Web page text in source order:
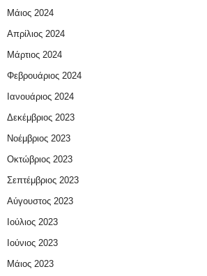
Μάιος 2024
Απρίλιος 2024
Μάρτιος 2024
Φεβρουάριος 2024
Ιανουάριος 2024
Δεκέμβριος 2023
Νοέμβριος 2023
Οκτώβριος 2023
Σεπτέμβριος 2023
Αύγουστος 2023
Ιούλιος 2023
Ιούνιος 2023
Μάιος 2023